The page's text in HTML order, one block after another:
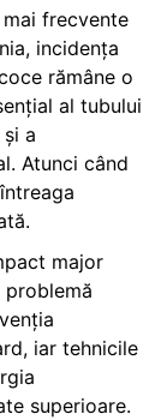
frecvente
incidența
rămâne o
al tubului
a
Atunci când
major
iar tehnicile
superioare.